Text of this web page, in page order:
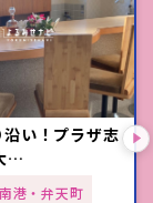
い！プラザ志
…
港・弁天町